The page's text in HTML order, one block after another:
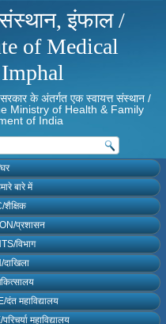
संस्थान, इंफाल /
of Medical
के अंतर्गत एक स्वायत्त संस्थान /
Ministry of Health & Family
of India
बारे में
प्रशासन
विभाग
महाविद्यालय
महाविद्यालय